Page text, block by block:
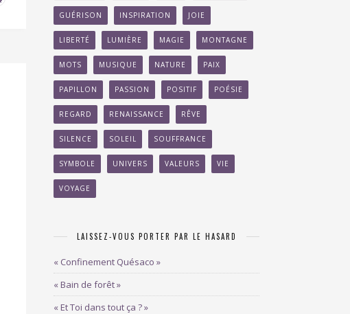
GUÉRISON INSPIRATION JOIE
LIBERTÉ LUMIÈRE MAGIE MONTAGNE
MOTS MUSIQUE NATURE PAIX
PAPILLON PASSION POSITIF POÉSIE
REGARD RENAISSANCE RÊVE
SILENCE SOLEIL SOUFFRANCE
SYMBOLE UNIVERS VALEURS VIE
VOYAGE
LAISSEZ-VOUS PORTER PAR LE HASARD
« Confinement Quésaco »
« Bain de forêt »
« Et Toi dans tout ça ? »